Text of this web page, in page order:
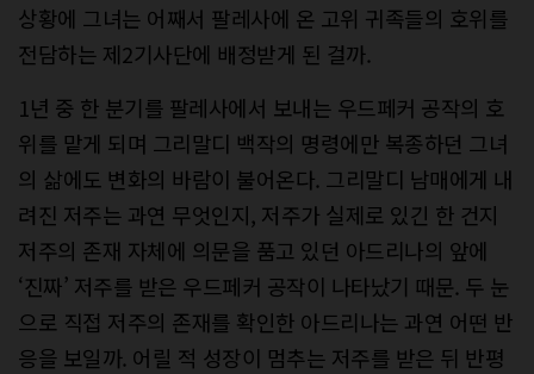
상황에 그녀는 어째서 팔레사에 온 고위 귀족들의 호위를
전담하는 제2기사단에 배정받게 된 걸까.
1년 중 한 분기를 팔레사에서 보내는 우드페커 공작의 호
위를 맡게 되며 그리말디 백작의 명령에만 복종하던 그녀
의 삶에도 변화의 바람이 불어온다. 그리말디 남매에게 내
려진 저주는 과연 무엇인지, 저주가 실제로 있긴 한 건지
저주의 존재 자체에 의문을 품고 있던 아드리나의 앞에
‘진짜’ 저주를 받은 우드페커 공작이 나타났기 때문. 두 눈
으로 직접 저주의 존재를 확인한 아드리나는 과연 어떤 반
응을 보일까. 어릴 적 성장이 멈추는 저주를 받은 뒤 반평